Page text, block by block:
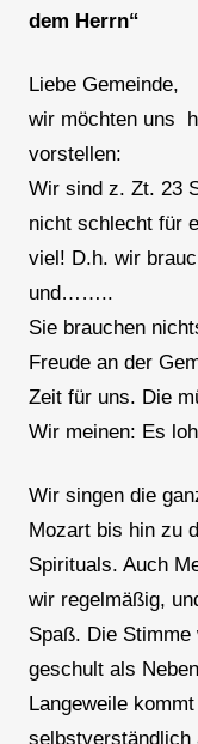
dem Herrn“
Liebe Gemeinde,
wir möchten uns
vorstellen:
Wir sind z. Zt. 23
nicht schlecht für
viel! D.h. wir
und……..
Sie brauchen
Freude an der
Zeit für uns. Die
Wir meinen: Es
Wir singen die
Mozart bis hin zu
Spirituals. Auch
wir regelmäßig,
Spaß. Die Stimme
geschult als
Langeweile
selbstverständlich